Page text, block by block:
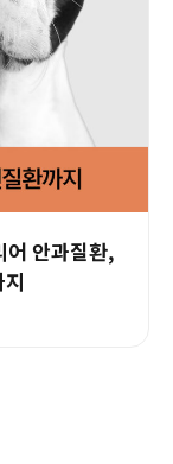
어 안과질환,